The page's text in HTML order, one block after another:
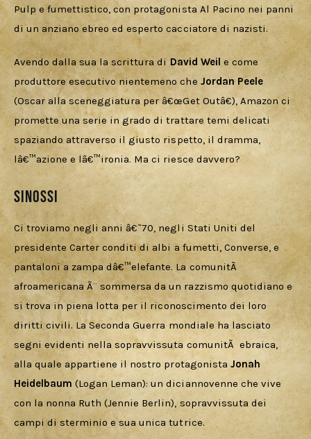
Pulp e fumettistico, con protagonista Al Pacino nei panni
di un anziano ebreo ed esperto cacciatore di nazisti.
Avendo dalla sua la scrittura di David Weil e come
produttore esecutivo nientemeno che Jordan Peele
(Oscar alla sceneggiatura per â€œGet Outâ€), Amazon ci
promette una serie in grado di trattare temi delicati
spaziando attraverso il giusto rispetto, il dramma,
lâ€™azione e lâ€™ironia. Ma ci riesce davvero?
Sinossi
Ci troviamo negli anni â€˜70, negli Stati Uniti del
presidente Carter conditi di albi a fumetti, Converse, e
pantaloni a zampa dâ€™elefante. La comunitÃ
afroamericana Ã¨ sommersa da un razzismo quotidiano e
si trova in piena lotta per il riconoscimento dei loro
diritti civili. La Seconda Guerra mondiale ha lasciato
segni evidenti nella sopravvissuta comunitÃ  ebraica,
alla quale appartiene il nostro protagonista Jonah
Heidelbaum (Logan Leman): un diciannovenne che vive
con la nonna Ruth (Jennie Berlin), sopravvissuta dei
campi di sterminio e sua unica tutrice.